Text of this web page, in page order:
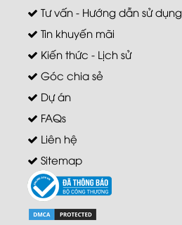
Tư vấn - Hướng dẫn sử dụng
Tin khuyến mãi
Kiến thức - Lịch sử
Góc chia sẻ
Dự án
FAQs
Liên hệ
Sitemap